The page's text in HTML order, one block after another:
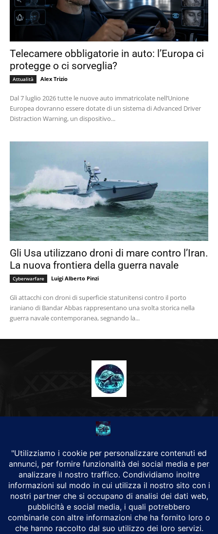
Telecamere obbligatorie in auto: l’Europa ci
protegge o ci sorveglia?
Attualità Alex Trizio
Dal 7 luglio 2026 tutte le nuove auto immatricolate nell’Unione
Europea dovranno essere dotate di un sistema di Advanced Driver
Distraction Warning, un dispositivo...
Gli Usa utilizzano droni di mare contro l’Iran.
La nuova frontiera della guerra navale
Cyberwarfare Luigi Alberto Pinzi
Gli attacchi con droni di superficie statunitensi contro il porto
iraniano di Bandar Abbas rappresentano una svolta storica nella
guerra navale contemporanea, segnando la...
CHI SIAMO
Alground Geopolitica e Cyberwarfare.
Da una idea di Brunilde Trizio
Alground fa parte del Gruppo Trizio
SEGUICI